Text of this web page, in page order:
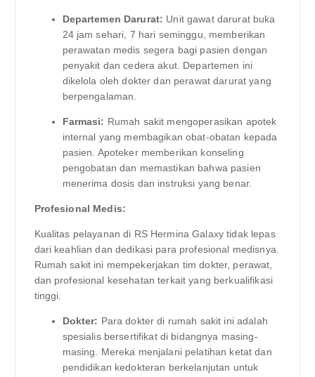
Departemen Darurat: Unit gawat darurat buka
24 jam sehari, 7 hari seminggu, memberikan
perawatan medis segera bagi pasien dengan
penyakit dan cedera akut. Departemen ini
dikelola oleh dokter dan perawat darurat yang
berpengalaman.
Farmasi: Rumah sakit mengoperasikan apotek
internal yang membagikan obat-obatan kepada
pasien. Apoteker memberikan konseling
pengobatan dan memastikan bahwa pasien
menerima dosis dan instruksi yang benar.
Profesional Medis:
Kualitas pelayanan di RS Hermina Galaxy tidak lepas
dari keahlian dan dedikasi para profesional medisnya.
Rumah sakit ini mempekerjakan tim dokter, perawat,
dan profesional kesehatan terkait yang berkualifikasi
tinggi.
Dokter: Para dokter di rumah sakit ini adalah
spesialis bersertifikat di bidangnya masing-
masing. Mereka menjalani pelatihan ketat dan
pendidikan kedokteran berkelanjutan untuk